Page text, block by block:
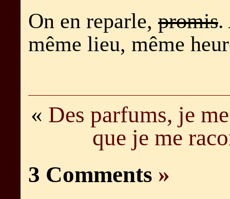
On en reparle, promis.
même lieu, même
« Des parfums, je
que je me
3 Comments »